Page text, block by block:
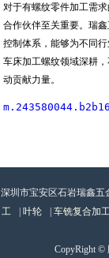
对于有螺纹零件加工需
合作伙伴至关重要。瑞
控制体系，能够为不同
车床加工螺纹领域深耕
动贡献力量。
深圳市宝安区石岩瑞鑫五
工
| 叶轮 | 车铣复合加工
CopyRight ©